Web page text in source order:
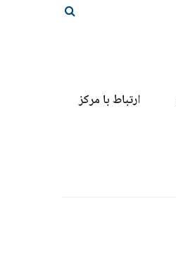
ارتباط با مرکز